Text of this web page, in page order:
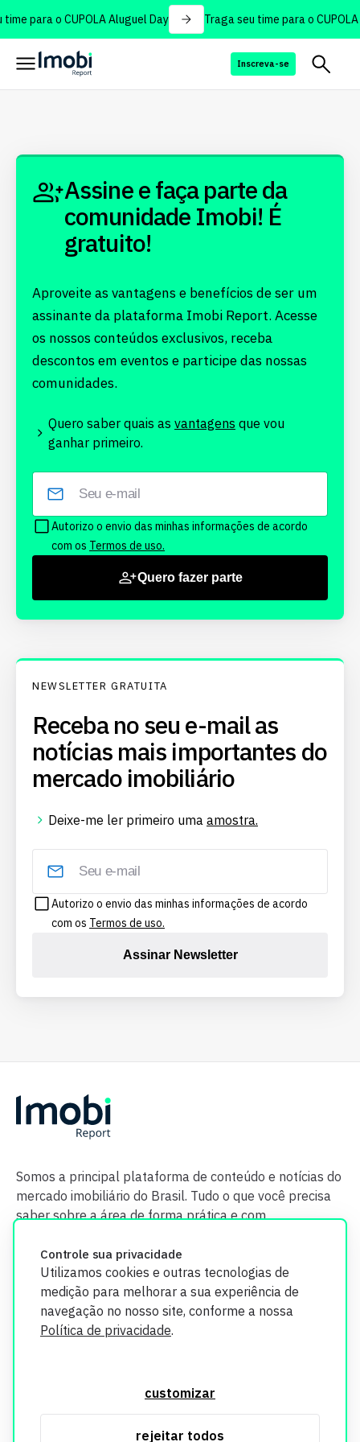
para o CUPOLA Aluguel Day Traga seu time para o CUPOLA
Inscreva-se
Controle sua privacidade
Utilizamos cookies e outras tecnologias de
medição para melhorar a sua experiência de
navegação no nosso site, conforme a nossa
Política de privacidade.
customizar
rejeitar todos
Assine e faça parte da
comunidade Imobi! É
gratuito!
Aproveite as vantagens e benefícios de ser um
assinante da plataforma Imobi Report. Acesse
os nossos conteúdos exclusivos, receba
descontos em eventos e participe das nossas
comunidades.
Quero saber quais as vantagens que vou
ganhar primeiro.
Autorizo o envio das minhas informações de acordo
com os Termos de uso.
Quero fazer parte
NEWSLETTER GRATUITA
Receba no seu e-mail as
notícias mais importantes do
mercado imobiliário
Deixe-me ler primeiro uma amostra.
Autorizo o envio das minhas informações de acordo
com os Termos de uso.
Assinar Newsletter
Somos a principal plataforma de conteúdo e notícias do
mercado imobiliário do Brasil. Tudo o que você precisa
saber sobre a área de forma prática e com
segurança. Todos os dados coletados em nosso site são
utilizados exclusivamente para fins de aprimoramento de
informações, consulte nossa Política de Privacidade.